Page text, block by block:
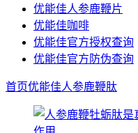
优能佳人参鹿鞭片
优能佳咖啡
优能佳官方授权查询
优能佳官方防伪查询
首页优能佳人参鹿鞭肽